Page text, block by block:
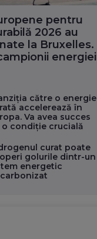
pentru
2026 au
la Bruxelles.
energiei
către o energie
accelerează în
Va avea succes
o condiție crucială
curat poate
golurile dintr-un
energetic